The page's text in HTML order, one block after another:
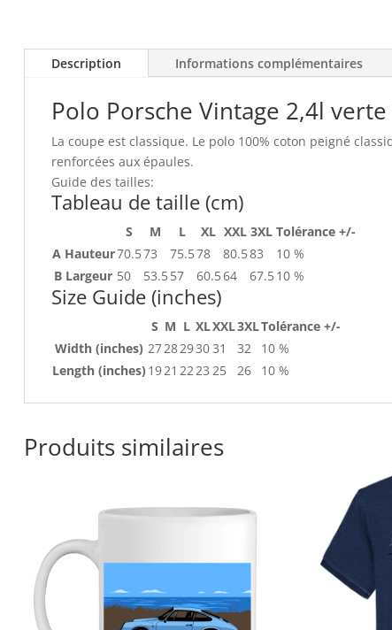
Description Informations complémentaires
Polo Porsche Vintage 2,4l
La coupe est classique. Le polo 100% coton peigné
renforcées aux épaules.
Guide des tailles:
Tableau de taille (cm)
S M L XL XXL 3XL Tolérance +/-
A Hauteur70.573 75.578 80.583
10 %
B Largeur 50 53.557 60.564 67.510 %
Size Guide (inches)
S M L XLXXL3XLTolérance +/-
Width (inches) 2728293031 32
10 %
Length (inches) 1921 2223 25 26 10 %
Produits similaires